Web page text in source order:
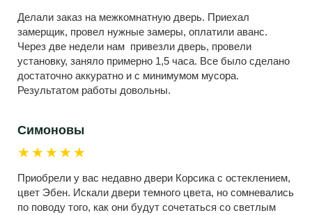
Делали заказ на межкомнатную дверь. Приехал
замерщик, провел нужные замеры, оплатили аванс.
Через две недели нам привезли дверь, провели
установку, заняло примерно 1,5 часа. Все было сделано
достаточно аккуратно и с минимумом мусора.
Результатом работы довольны.
Симоновы
★★★★★
Приобрели у вас недавно двери Корсика с остеклением,
цвет Эбен. Искали двери темного цвета, но сомневались
по поводу того, как они будут сочетаться со светлым